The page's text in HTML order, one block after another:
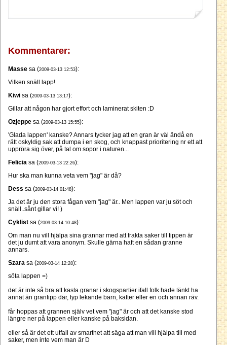
Kommentarer:
Masse sa (2009-03-13 12:53):
Vilken snäll lapp!
Kiwi sa (2009-03-13 13:17):
Gillar att någon har gjort effort och laminerat skiten :D
Ozjeppe sa (2009-03-13 15:55):
'Glada lappen' kanske? Annars tycker jag att en gran är väl ändå en
rätt oskyldig sak att dumpa i en skog, och knappast prioritering nr ett att
uppröra sig över, på tal om sopor i naturen...
Felicia sa (2009-03-13 22:26):
Hur ska man kunna veta vem "jag" är då?
Dess sa (2009-03-14 01:48):
Ja det är ju den stora fågan vem "jag" är.. Men lappen var ju söt och
snäll..sånt gillar vi! )
Cyklist sa (2009-03-14 10:48):
Om man nu vill hjälpa sina grannar med att frakta saker till tippen är
det ju dumt att vara anonym. Skulle gärna haft en sådan granne
annars.
Szara sa (2009-03-14 12:28):
söta lappen =)
det är inte så bra att kasta granar i skogspartier ifall folk hade tänkt ha
annat än grantipp där, typ lekande barn, katter eller en och annan räv.
får hoppas att grannen själv vet vem "jag" är och att det kanske stod
längre ner på lappen eller kanske på baksidan.
eller så är det ett utfall av smarthet att säga att man vill hjälpa till med
saker, men inte vem man är D